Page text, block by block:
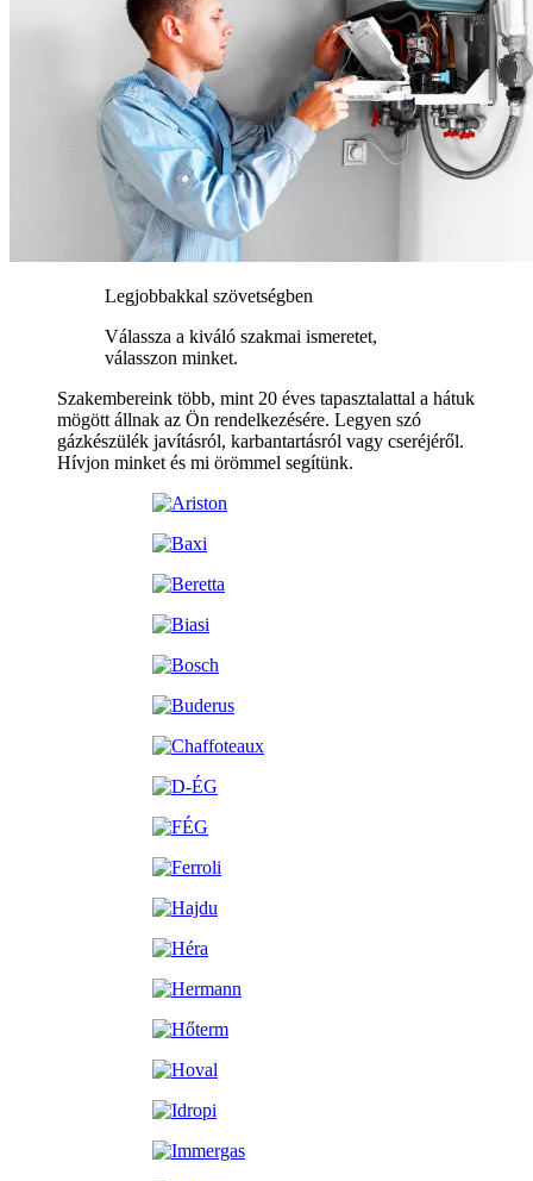
Legjobbakkal szövetségben
Válassza a kiváló szakmai ismeretet,
válasszon minket.
Szakembereink több, mint 20 éves tapasztalattal a hátuk
mögött állnak az Ön rendelkezésére. Legyen szó
gázkészülék javításról, karbantartásról vagy cseréjéről.
Hívjon minket és mi örömmel segítünk.